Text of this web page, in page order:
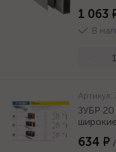
1 063
В
Артикул:
ЗУБР 20
634 ₽